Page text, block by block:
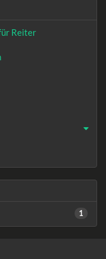
Reiter
1